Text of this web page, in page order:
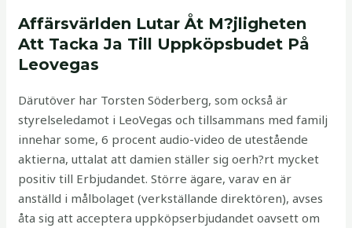
Affärsvärlden Lutar Åt M?jligheten
Att Tacka Ja Till Uppköpsbudet På
Leovegas
Därutöver har Torsten Söderberg, som också är
styrelseledamot i LeoVegas och tillsammans med familj
innehar some, 6 procent audio-video de utestående
aktierna, uttalat att damien ställer sig oerh?rt mycket
positiv till Erbjudandet. Större ägare, varav en är
anställd i målbolaget (verkställande direktören), avses
åta sig att acceptera uppköpserbjudandet oavsett om